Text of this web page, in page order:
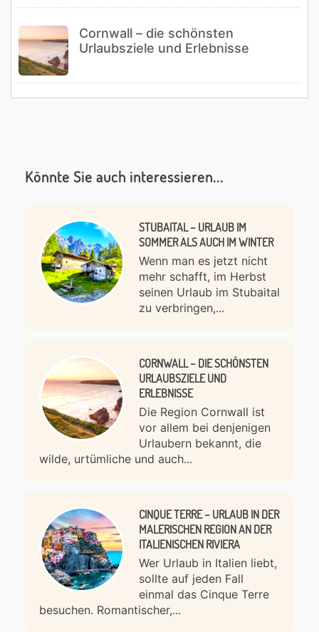
Cornwall – die schönsten
Urlaubsziele und Erlebnisse
Könnte Sie auch interessieren...
STUBAITAL – URLAUB IM
SOMMER ALS AUCH IM WINTER
Wenn man es jetzt nicht
mehr schafft, im Herbst
seinen Urlaub im Stubaital
zu verbringen,...
CORNWALL – DIE SCHÖNSTEN
URLAUBSZIELE UND
ERLEBNISSE
Die Region Cornwall ist
vor allem bei denjenigen
Urlaubern bekannt, die
wilde, urtümliche und auch...
CINQUE TERRE – URLAUB IN DER
MALERISCHEN REGION AN DER
ITALIENISCHEN RIVIERA
Wer Urlaub in Italien liebt,
sollte auf jeden Fall
einmal das Cinque Terre
besuchen. Romantischer,...